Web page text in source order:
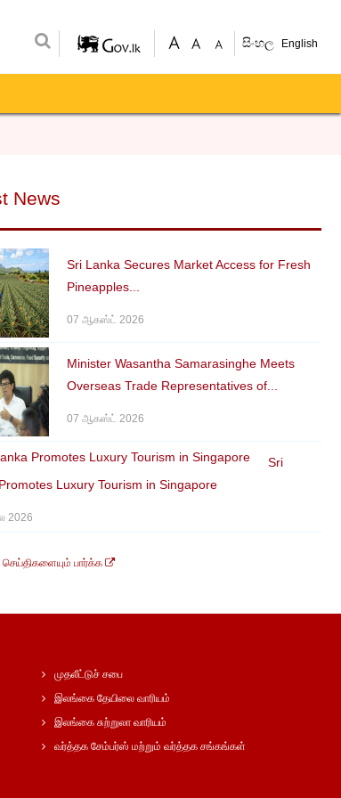
සිංහල English
News
Sri Lanka Secures Market Access for Fresh
Pineapples...
07 ஆகஸ்ட் 2026
Minister Wasantha Samarasinghe Meets
Overseas Trade Representatives of...
07 ஆகஸ்ட் 2026
Sri
Luxury Tourism in Singapore
2026
பார்க்க
முதலீட்டுச் சபை
இலங்கை தேயிலை வாரியம்
இலங்கை சுற்றுலா வாரியம்
வர்த்தக சேம்பர்ஸ் மற்றும் வர்த்தக சங்கங்கள்